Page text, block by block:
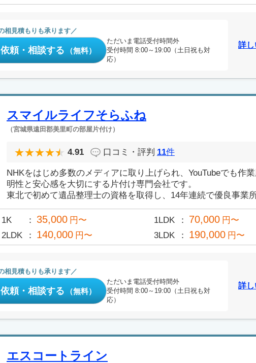
相見積もりも承ります
頼・相談する （無料）
ただいま電話受付時間外
受付時間 8:00～19:00（土日祝も対
応）
詳
スマイルライフそらふね
（宮城県遠田郡美里町の部屋片付け）
4.91 口コミ・評判 11件
NHKをはじめ多数のメディアに取り上げられ、YouTubeでも作
明性と安心感を大切にする片付け専門会社です。
東北で初めて遺品整理士の資格を取得し、14年連続で優良事業
1K 35,000 円〜 1LDK 70,000 円〜
2LDK
140,000 円〜 3LDK 190,000 円〜
相見積もりも承ります
頼・相談する （無料）
ただいま電話受付時間外
受付時間 8:00～19:00（土日祝も対
応）
詳
エスコートライン